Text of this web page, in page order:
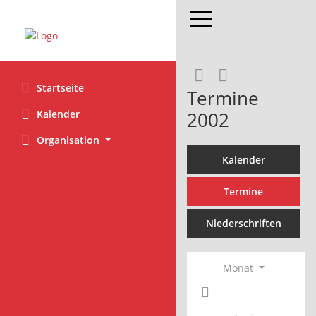
Startseite
Kalender
Organisation
Toggle navigation
Termine
2002
Kalender
Termine
Niederschriften
Monat